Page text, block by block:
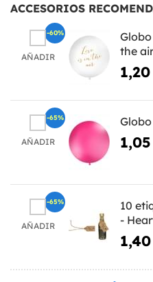
ACCESORIOS
AÑADIR
the
-60%
AÑADIR
-65%
AÑADIR
10
-
-65%